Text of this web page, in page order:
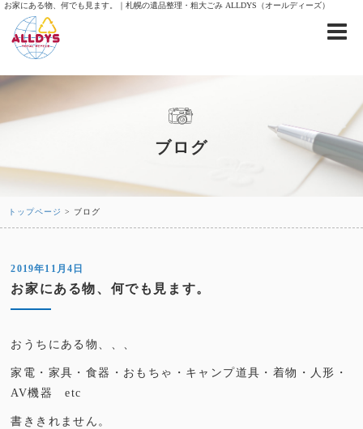
お家にある物、何でも見ます。｜札幌の遺品整理・粗大ごみ ALLDYS（オールディーズ）
ブログ
トップページ > ブログ
2019年11月4日
お家にある物、何でも見ます。
おうちにある物、、、
家電・家具・食器・おもちゃ・キャンプ道具・着物・人形・
AV機器 etc
書ききれません。